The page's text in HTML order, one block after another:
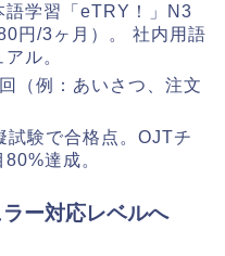
語学習「eTRY！」N3
円/3ヶ月）。 社内用語
ル。
（例：あいさつ、注文
試験で合格点。OJTチ
達成。
ー対応レベルへ